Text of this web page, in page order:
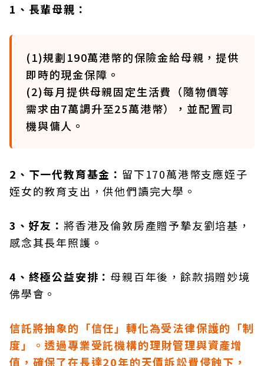
1、長輩母親：
(1)規劃190萬港幣的保險金給母親，提供
即時的現金保障。
(2)每月提供母親固定生活費（隨物價等
需求由7萬調升至25萬港幣），並配置司
機與傭人。
2、下一代教育基金： 留下170萬港幣支應姪子
姪女的教育支出，供他們讀完大學。
3、好友： 將香港及倫敦房產贈予摯友劉培基，
感念其長年照護。
4、終極公益安排：母親百年後，餘款捐贈妙境
佛學會。
信託將抽象的「信任」轉化為受法律保護的「制
度」。透過專業受託機構的理財管理與資產增
值，確保了在長達20年的天價訴訟費侵蝕下，